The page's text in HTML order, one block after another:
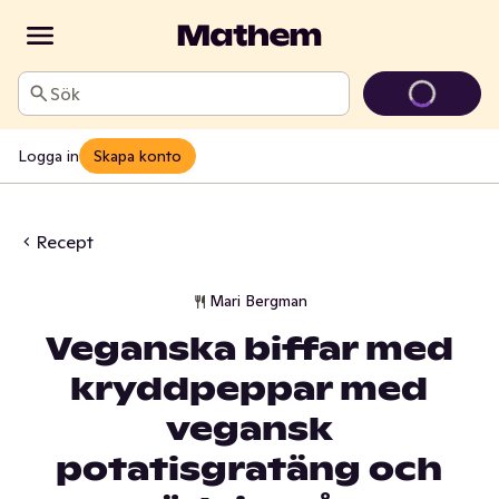
Sök
Logga in Skapa konto
Recept
Mari Bergman
Veganska biffar med
kryddpeppar med
vegansk
potatisgratäng och